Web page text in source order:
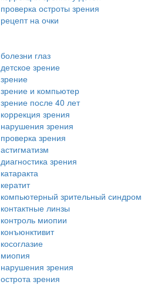
проверка остроты зрения
рецепт на очки
болезни глаз
детское зрение
зрение
зрение и компьютер
зрение после 40 лет
коррекция зрения
нарушения зрения
проверка зрения
астигматизм
диагностика зрения
катаракта
кератит
компьютерный зрительный синдром
контактные линзы
контроль миопии
конъюнктивит
косоглазие
миопия
нарушения зрения
острота зрения